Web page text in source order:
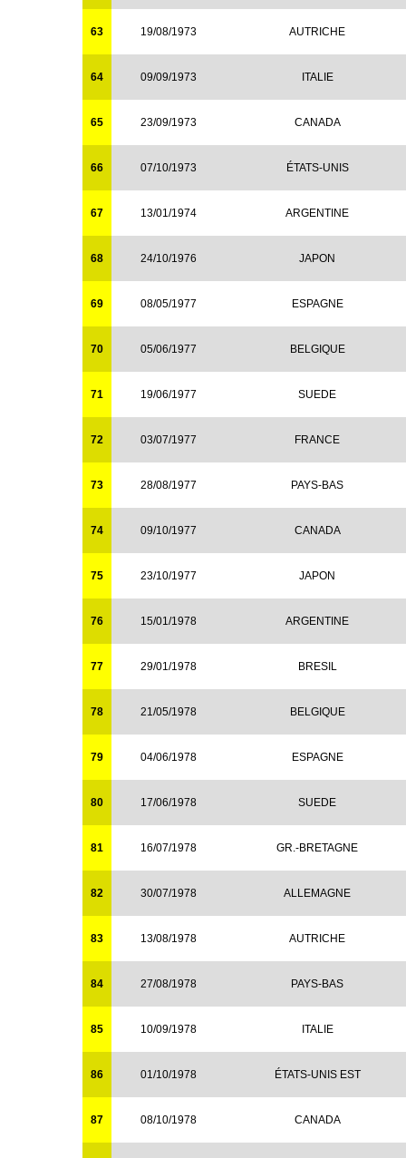
63 19/08/1973 AUTRICHE
64 09/09/1973 ITALIE
65 23/09/1973 CANADA
66 07/10/1973 ÉTATS-UNIS
67 13/01/1974 ARGENTINE
68 24/10/1976 JAPON
69 08/05/1977 ESPAGNE
70 05/06/1977 BELGIQUE
71 19/06/1977 SUEDE
72 03/07/1977 FRANCE
73 28/08/1977 PAYS-BAS
74 09/10/1977 CANADA
75 23/10/1977 JAPON
76 15/01/1978 ARGENTINE
77 29/01/1978 BRESIL
78 21/05/1978 BELGIQUE
79 04/06/1978 ESPAGNE
80 17/06/1978 SUEDE
81 16/07/1978 GR.-BRETAGNE
82 30/07/1978 ALLEMAGNE
83 13/08/1978 AUTRICHE
84 27/08/1978 PAYS-BAS
85 10/09/1978 ITALIE
86 01/10/1978 ÉTATS-UNIS EST
87 08/10/1978 CANADA